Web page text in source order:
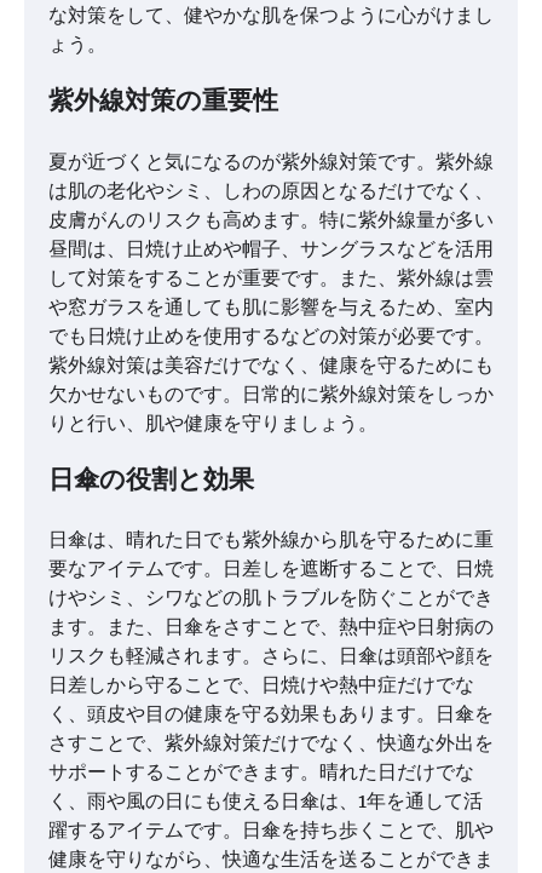
な対策をして、健やかな肌を保つように心がけまし
ょう。
紫外線対策の重要性
夏が近づくと気になるのが紫外線対策です。紫外線
は肌の老化やシミ、しわの原因となるだけでなく、
皮膚がんのリスクも高めます。特に紫外線量が多い
昼間は、日焼け止めや帽子、サングラスなどを活用
して対策をすることが重要です。また、紫外線は雲
や窓ガラスを通しても肌に影響を与えるため、室内
でも日焼け止めを使用するなどの対策が必要です。
紫外線対策は美容だけでなく、健康を守るためにも
欠かせないものです。日常的に紫外線対策をしっか
りと行い、肌や健康を守りましょう。
日傘の役割と効果
日傘は、晴れた日でも紫外線から肌を守るために重
要なアイテムです。日差しを遮断することで、日焼
けやシミ、シワなどの肌トラブルを防ぐことができ
ます。また、日傘をさすことで、熱中症や日射病の
リスクも軽減されます。さらに、日傘は頭部や顔を
日差しから守ることで、日焼けや熱中症だけでな
く、頭皮や目の健康を守る効果もあります。日傘を
さすことで、紫外線対策だけでなく、快適な外出を
サポートすることができます。晴れた日だけでな
く、雨や風の日にも使える日傘は、1年を通して活
躍するアイテムです。日傘を持ち歩くことで、肌や
健康を守りながら、快適な生活を送ることができま